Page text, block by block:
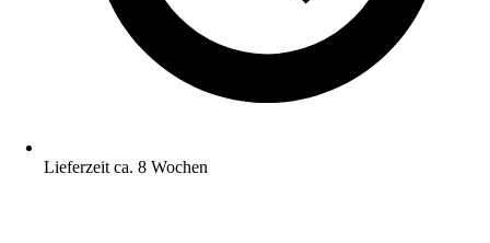
Lieferzeit ca. 8 Wochen